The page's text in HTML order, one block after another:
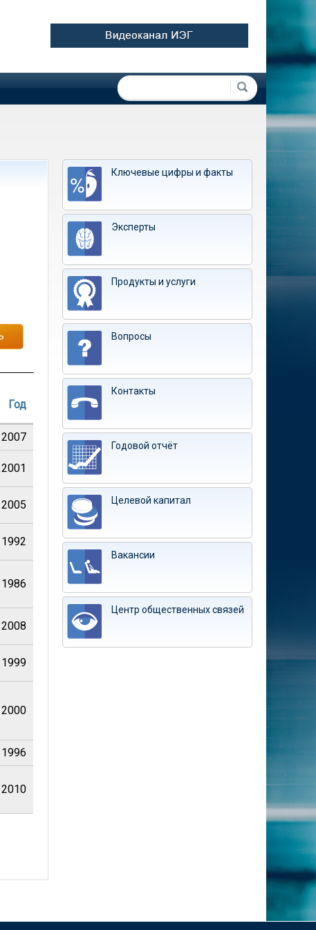
Форма поиска
Поиск
Год
2007
2001
2005
1992
1986
2008
1999
2000
1996
2010
Ключевые цифры и факты
Эксперты
Продукты и услуги
Вопросы
Контакты
Годовой отчёт
Целевой капитал
Вакансии
Центр общественных связей